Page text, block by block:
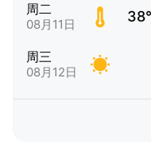
周二
08月11日 38°
周三
08月12日